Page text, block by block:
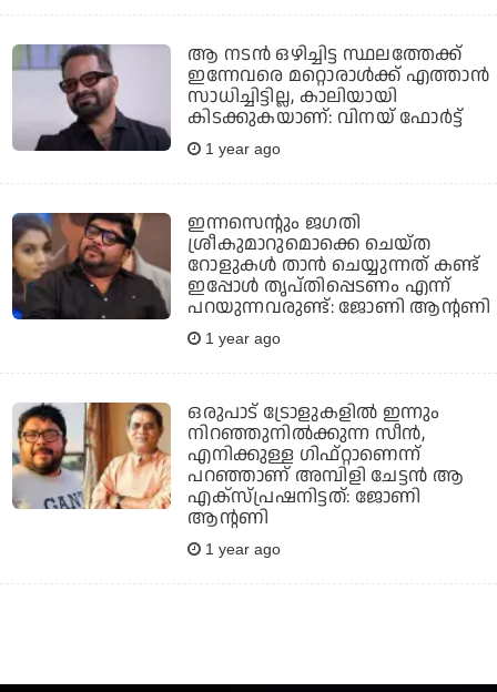
ആ നടന്‍ ഒഴിച്ചിട്ട സ്ഥലത്തേക്ക്
ഇന്നേവരെ മറ്റൊരാള്‍ക്ക് എത്താന്‍
സാധിച്ചിട്ടില്ല, കാലിയായി
കിടക്കുകയാണ്: വിനയ് ഫോര്‍ട്ട്
1 year ago
ഇന്നസെന്റും ജഗതി
ശ്രീകുമാറുമൊക്കെ ചെയ്ത
റോളുകള്‍ താന്‍ ചെയ്യുന്നത് കണ്ട്
ഇപ്പോള്‍ തൃപ്തിപ്പെടണം എന്ന്
പറയുന്നവരുണ്ട്: ജോണി ആന്റണി
1 year ago
ഒരുപാട് ട്രോളുകളില്‍ ഇന്നും
നിറഞ്ഞുനില്‍ക്കുന്ന സീന്‍,
എനിക്കുള്ള ഗിഫ്റ്റാണെന്ന്
പറഞ്ഞാണ് അമ്പിളി ചേട്ടന്‍ ആ
എക്‌സ്പ്രഷനിട്ടത്: ജോണി
ആന്റണി
1 year ago